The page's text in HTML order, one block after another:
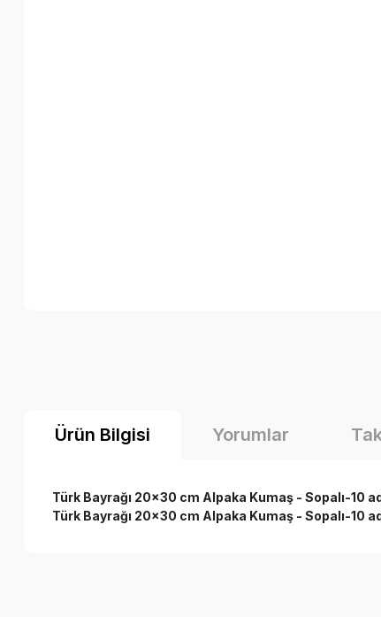
Ürün Bilgisi Yorumlar
Türk Bayrağı 20x30 cm Alpaka Kumaş - Sopalı-10
Türk Bayrağı 20x30 cm Alpaka Kumaş - Sopalı-10